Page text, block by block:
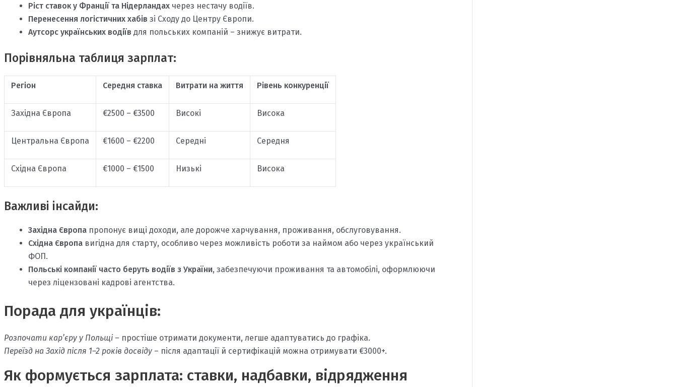
Ріст ставок у Франції та Нідерландах через нестачу водіїв.
Перенесення логістичних хабів зі Сходу до Центру Європи.
Аутсорс українських водіїв для польських компаній – знижує витрати.
Порівняльна таблиця зарплат:
Регіон Середня ставка Витрати на життя Рівень конкуренції
Західна Європа €2500 – €3500 Високі Висока
Центральна Європа €1600 – €2200 Середні Середня
Східна Європа €1000 – €1500 Низькі Висока
Важливі інсайди:
Західна Європа пропонує вищі доходи, але дорожче харчування, проживання, обслуговування.
Східна Європа вигідна для старту, особливо через можливість роботи за наймом або через український
ФОП.
Польські компанії часто беруть водіїв з України, забезпечуючи проживання та автомобілі, оформлюючи
через ліцензовані кадрові агентства.
Порада для українців:
Розпочати кар’єру у Польщі – простіше отримати документи, легше адаптуватись до графіка.
Переїзд на Захід після 1–2 років досвіду – після адаптації й сертифікацій можна отримувати €3000+.
Як формується зарплата: ставки, надбавки, відрядження